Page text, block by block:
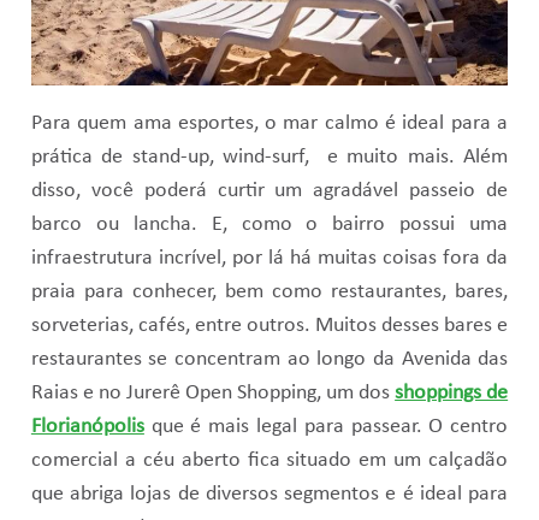
Para quem ama esportes, o mar calmo é ideal para a
prática de stand-up, wind-surf, e muito mais. Além
disso, você poderá curtir um agradável passeio de
barco ou lancha. E, como o bairro possui uma
infraestrutura incrível, por lá há muitas coisas fora da
praia para conhecer, bem como restaurantes, bares,
sorveterias, cafés, entre outros. Muitos desses bares e
restaurantes se concentram ao longo da Avenida das
Raias e no Jurerê Open Shopping, um dosshoppings de
Florianópolisque é mais legal para passear. O centro
comercial a céu aberto fica situado em um calçadão
que abriga lojas de diversos segmentos e é ideal para